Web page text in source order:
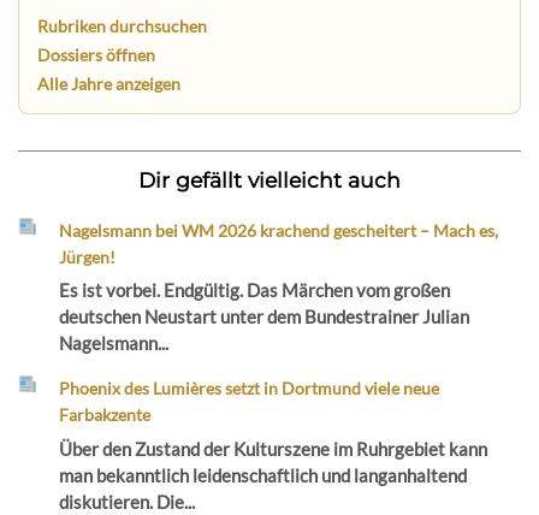
Rubriken durchsuchen
Dossiers öffnen
Alle Jahre anzeigen
Dir gefällt vielleicht auch
Nagelsmann bei WM 2026 krachend gescheitert – Mach es,
Jürgen!
Es ist vorbei. Endgültig. Das Märchen vom großen
deutschen Neustart unter dem Bundestrainer Julian
Nagelsmann...
Phoenix des Lumières setzt in Dortmund viele neue
Farbakzente
Über den Zustand der Kulturszene im Ruhrgebiet kann
man bekanntlich leidenschaftlich und langanhaltend
diskutieren. Die...